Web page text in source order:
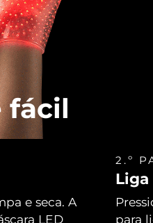
fácil
e seca. A
LED
2.º
Liga
para